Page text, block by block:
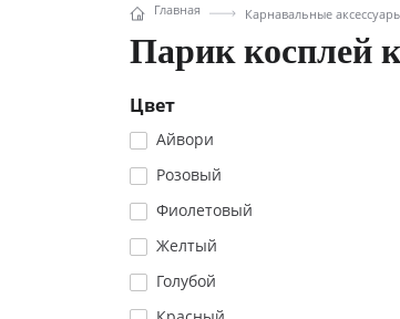
Главная Карнавальные
Парик косплей
Цвет
Айвори
Розовый
Фиолетовый
Желтый
Голубой